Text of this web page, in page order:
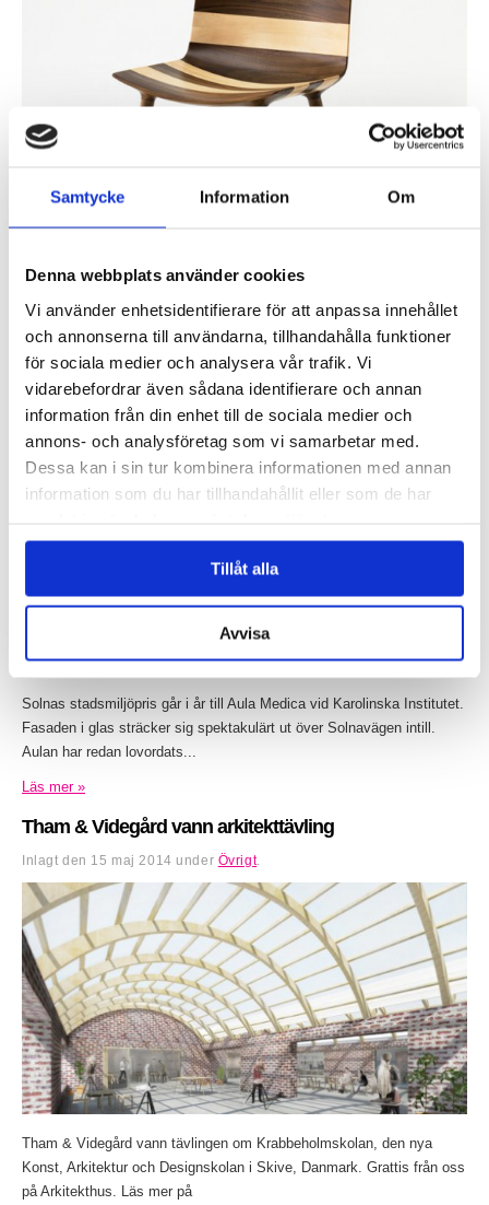
Samtycke Information Om
Denna webbplats använder cookies
Vi använder enhetsidentifierare för att anpassa innehållet
och annonserna till användarna, tillhandahålla funktioner
för sociala medier och analysera vår trafik. Vi
vidarebefordrar även sådana identifierare och annan
information från din enhet till de sociala medier och
annons- och analysföretag som vi samarbetar med.
Dessa kan i sin tur kombinera informationen med annan
information som du har tillhandahållit eller som de har
Tillåt alla
Avvisa
under imm cologne 2015, kombinerar mörka och ljusa...
Aula Medica vinnare av årets stadsmiljöpris, ritad av
Wingårdh Arkitektkontor
Inlagt den1 september 2014underÖvrigt.
Solnas stadsmiljöpris går i år till Aula Medica vid Karolinska Institutet.
Fasaden i glas sträcker sig spektakulärt ut över Solnavägen intill.
Aulan har redan lovordats...
Läs mer »
Tham & Videgård vann arkitekttävling
Inlagt den 15 maj 2014 under Övrigt.
Tham & Videgård vann tävlingen om Krabbeholmskolan, den nya
Konst, Arkitektur och Designskolan i Skive, Danmark. Grattis från oss
på Arkitekthus. Läs mer på